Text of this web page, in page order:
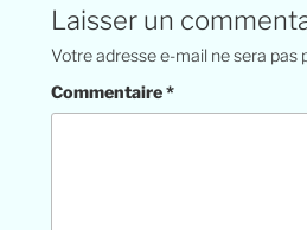
Laisser un
Votre adresse e-mail ne sera pas
Commentaire*